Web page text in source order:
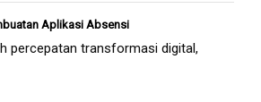
Aplikasi Absensi
percepatan transformasi digital,